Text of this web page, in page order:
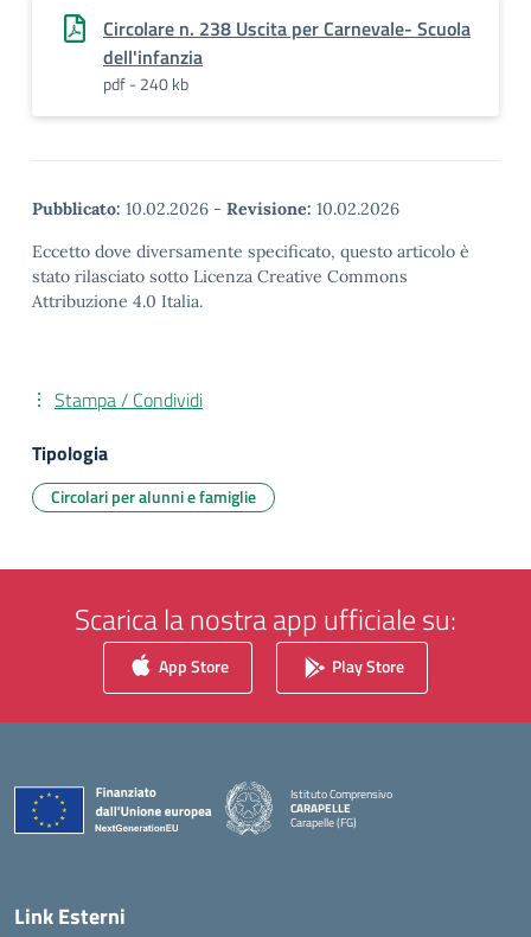
Circolare n. 238 Uscita per Carnevale- Scuola
dell'infanzia
pdf - 240 kb
Pubblicato: 10.02.2026 - Revisione: 10.02.2026
Eccetto dove diversamente specificato, questo articolo è
stato rilasciato sotto Licenza Creative Commons
Attribuzione 4.0 Italia.
Stampa / Condividi
Tipologia
Circolari per alunni e famiglie
Scarica la nostra app ufficiale su:
App Store Play Store
Istituto Comprensivo
CARAPELLE
Carapelle (FG)
— Visita la pagina iniziale della scuola
Link Esterni